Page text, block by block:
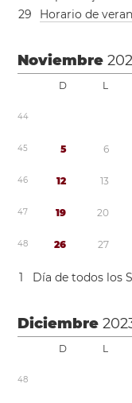
29 Horario de
Noviembre
D L
44
45 5 6
46 12 13
47 19 20
48 26 27
1 Día de todos los
Diciembre
D L
48